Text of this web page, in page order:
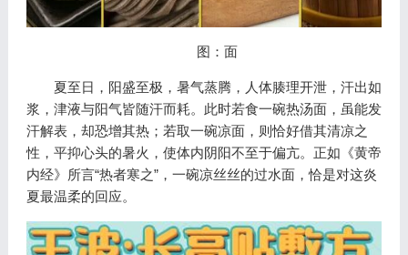
图：面
夏至日，阳盛至极，暑气蒸腾，人体腠理开泄，汗出如
浆，津液与阳气皆随汗而耗。此时若食一碗热汤面，虽能发
汗解表，却恐增其热；若取一碗凉面，则恰好借其清凉之
性，平抑心头的暑火，使体内阴阳不至于偏亢。正如《黄帝
内经》所言“热者寒之”，一碗凉丝丝的过水面，恰是对这炎
夏最温柔的回应。